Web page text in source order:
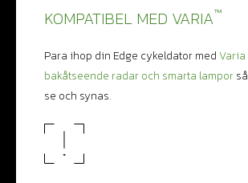
KOMPATIBEL MED VARIA™
Para ihop din Edge cykeldator med Varia
bakåtseende radar och smarta lampor
se och synas.